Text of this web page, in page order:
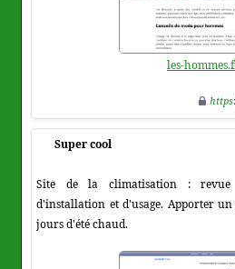
les-
https
Super cool
Site de la climatisation : revue
d'installation et d'usage. Apporter
jours d'été chaud.